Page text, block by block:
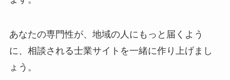
あなたの専門性が、地域の人にもっと届くよう
に、相談される士業サイトを一緒に作り上げまし
ょう。